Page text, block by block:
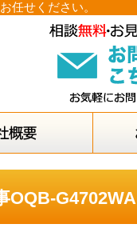
任せください。
OQB-G4702WA